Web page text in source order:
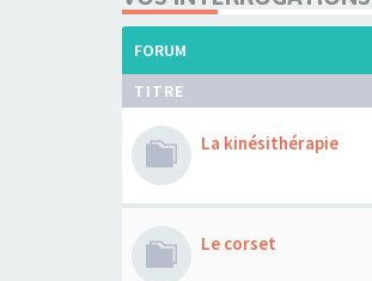
FORUM
TITRE
La kinésithérapie
Le corset